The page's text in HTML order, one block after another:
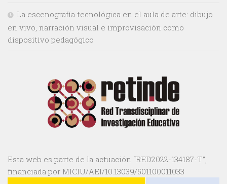
La escenografía tecnológica en el aula de arte: dibujo
en vivo, narración visual e improvisación como
dispositivo pedagógico
Esta web es parte de la actuación “RED2022-134187-T”,
financiada por MICIU/AEI/10.13039/501100011033